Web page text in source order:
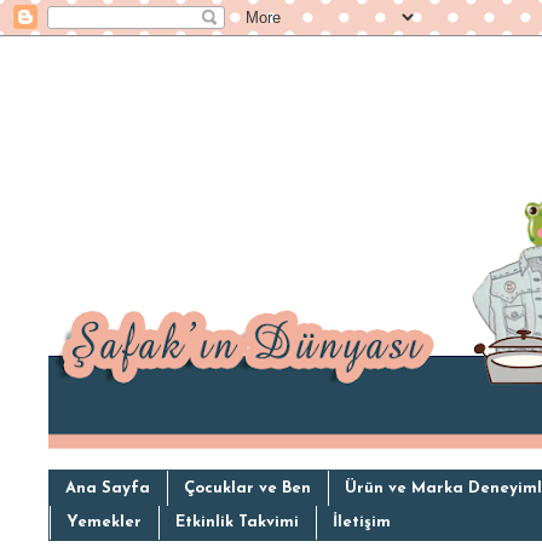
Ana Sayfa Çocuklar ve Ben Ürün ve Marka
Yemekler Etkinlik Takvimi İletişim